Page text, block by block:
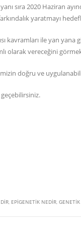
sıra 2020 Haziran
yaratmayı
kavramları ile yan
olarak vereceğini
doğru ve
geçebilirsiniz.
, EPIGENETIK NEDIR,